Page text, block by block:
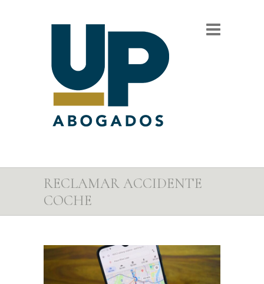
RECLAMAR ACCIDENTE
COCHE